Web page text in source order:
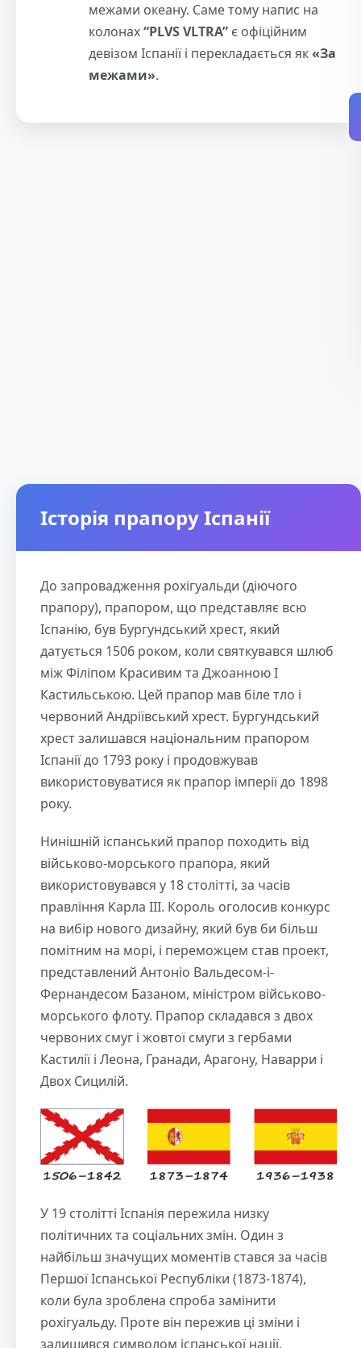
межами океану. Саме тому напис на
колонах“PLVS VLTRA” є офіційним
девізом Іспанії і перекладається як«За
межами».
Історія прапору Іспанії
До запровадження рохігуальди (діючого
прапору), прапором, що представляє всю
Іспанію, був Бургундський хрест, який
датується 1506 роком, коли святкувався шлюб
між Філіпом Красивим та Джоанною I
Кастильською. Цей прапор мав біле тло і
червоний Андріївський хрест. Бургундський
хрест залишався національним прапором
Іспанії до 1793 року і продовжував
використовуватися як прапор імперії до 1898
року.
Нинішній іспанський прапор походить від
військово-морського прапора, який
використовувався у 18 столітті, за часів
правління Карла ІІІ. Король оголосив конкурс
на вибір нового дизайну, який був би більш
помітним на морі, і переможцем став проект,
представлений Антоніо Вальдесом-і-
Фернандесом Базаном, міністром військово-
морського флоту. Прапор складався з двох
червоних смуг і жовтої смуги з гербами
Кастилії і Леона, Гранади, Арагону, Наварри і
Двох Сицилій.
У 19 столітті Іспанія пережила низку
політичних та соціальних змін. Один з
найбільш значущих моментів стався за часів
Першої Іспанської Республіки (1873-1874),
коли була зроблена спроба замінити
рохігуальду. Проте він пережив ці зміни і
залишився символом іспанської нації.